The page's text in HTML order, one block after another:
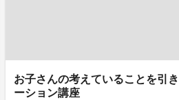
お子さんの考えていることを引
ーション講座